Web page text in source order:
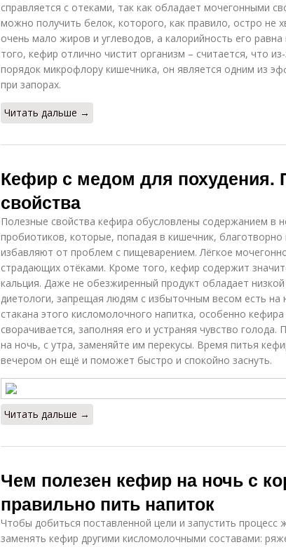
справляется с отеками, так как обладает мочегонными
можно получить белок, которого, как правило, остро не
очень мало жиров и углеводов, а калорийность его
того, кефир отлично чистит организм – считается, что
порядок микрофлору кишечника, он является одним из
при запорах.
Читать дальше →
Кефир с медом для похудения.
свойства
Полезные свойства кефира обусловлены содержанием в
пробиотиков, которые, попадая в кишечник,
избавляют от проблем с пищеварением. Лёгкое
страдающих отёками. Кроме того, кефир содержит
кальция. Даже не обезжиренный продукт обладает
диетологи, запрещая людям с избыточным весом есть на
стакана этого кисломолочного напитка, особенно
сворачивается, заполняя его и устраняя чувство
на ночь, с утра, заменяйте им перекусы. Время питья
вечером он ещё и поможет быстро и спокойно заснуть.
Читать дальше →
Чем полезен кефир на ночь с
правильно пить напиток
Чтобы добиться поставленной цели и запустить процесс
заменять кефир другими кисломолочными составами: